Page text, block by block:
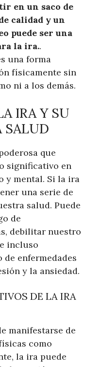
en un saco de
calidad y un
puede ser una
la ira..
una forma
físicamente sin
ni a los demás.
IRA Y SU
SALUD
que
significativo en
y mental. Si la ira
una serie de
salud. Puede
de
debilitar nuestro
incluso
enfermedades
y la ansiedad.
DE LA IRA
manifestarse de
como
la ira puede